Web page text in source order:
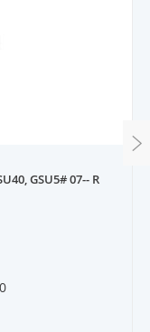
GSU5# 07-- R